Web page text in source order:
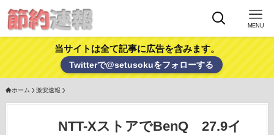
MENU
当サイトは全て記事に広告を含みます。
Twitterで@setusokuをフォローする
ホーム 激安速報
NTT-XストアでBenQ 27.9イ